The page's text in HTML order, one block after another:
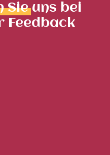
Sieuns bei
Feedback